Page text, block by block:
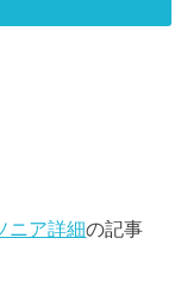
ニア詳細の記事